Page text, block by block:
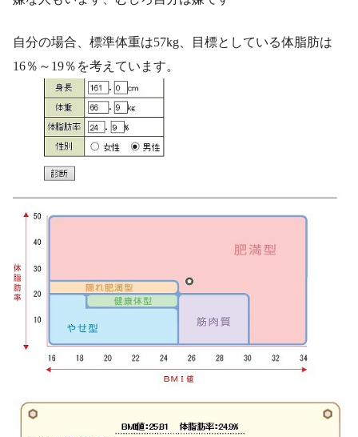
自分の場合、標準体重は57kg、目標としている体脂肪は
16％～19％を考えています。